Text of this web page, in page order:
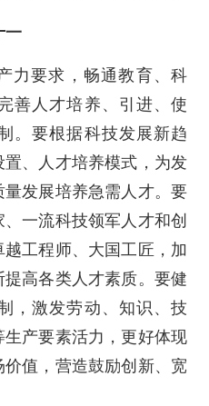
一
力要求，畅通教育、科
善人才培养、引进、使
。要根据科技发展新趋
、人才培养模式，为发
发展培养急需人才。要
一流科技领军人才和创
工程师、大国工匠，加
高各类人才素质。要健
，激发劳动、知识、技
产要素活力，更好体现
值，营造鼓励创新、宽